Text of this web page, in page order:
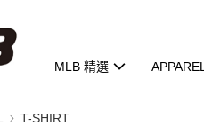
MLB 精選
T-SHIRT